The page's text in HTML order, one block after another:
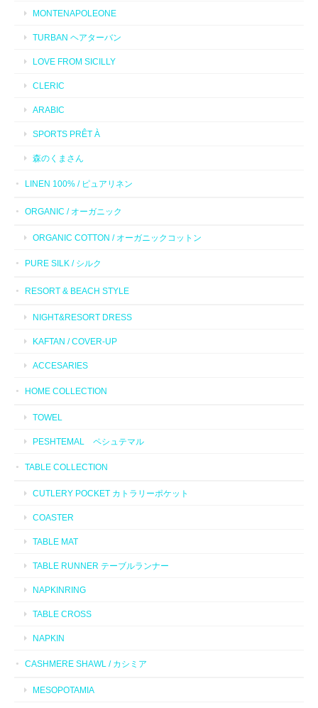
MONTENAPOLEONE
TURBAN ヘアターバン
LOVE FROM SICILLY
CLERIC
ARABIC
SPORTS PRÊT À
森のくまさん
LINEN 100% / ピュアリネン
ORGANIC / オーガニック
ORGANIC COTTON / オーガニックコットン
PURE SILK / シルク
RESORT & BEACH STYLE
NIGHT&RESORT DRESS
KAFTAN / COVER-UP
ACCESARIES
HOME COLLECTION
TOWEL
PESHTEMAL ペシュテマル
TABLE COLLECTION
CUTLERY POCKET カトラリーポケット
COASTER
TABLE MAT
TABLE RUNNER テーブルランナー
NAPKINRING
TABLE CROSS
NAPKIN
CASHMERE SHAWL / カシミア
MESOPOTAMIA